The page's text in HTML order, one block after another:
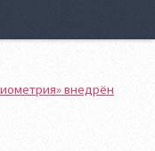
внедрён